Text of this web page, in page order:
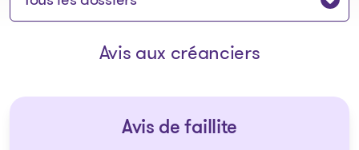
Avis aux créanciers
Avis de faillite